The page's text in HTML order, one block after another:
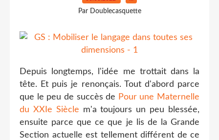
Par Doublecasquette
Depuis longtemps, l'idée me trottait dans la
tête. Et puis je renonçais. Tout d'abord parce
que le peu de succès de Pour une Maternelle
du XXIe Siècle m'a toujours un peu blessée,
ensuite parce que ce que je lis de la Grande
Section actuelle est tellement différent de ce